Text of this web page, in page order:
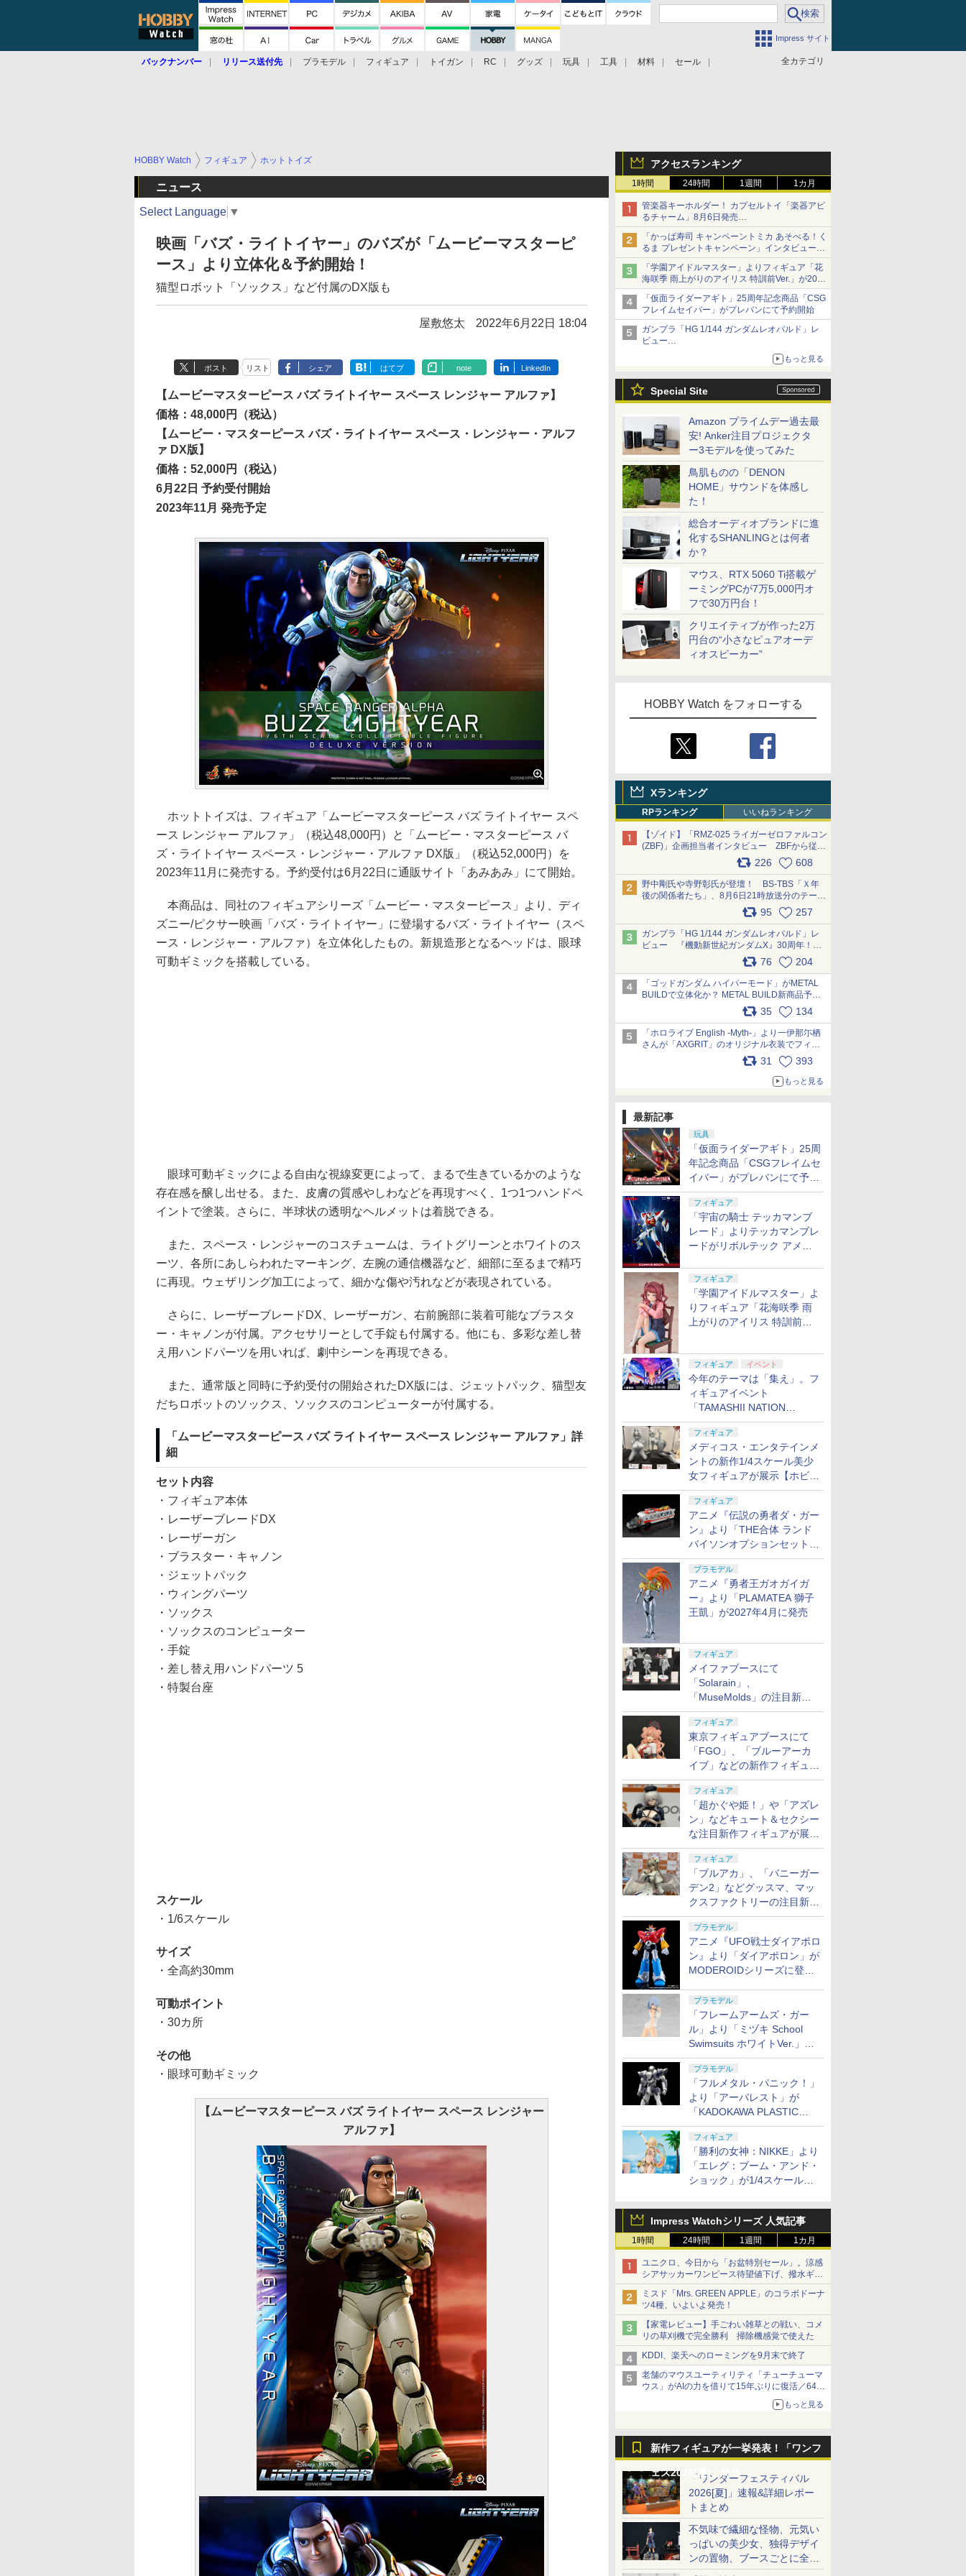
Impress サイト
全カテゴリ
バックナンバー リリース送付先 プラモデル フィギュア トイガン RC グッズ 玩具 工具 材料 セール
アクセスランキング
1時間 24時間 1週間 1カ月
管楽器キーホルダー！ カプセルトイ「楽器アピ
るチャーム」8月6日発売
チューバ、テナサクなど5種各3色
「かっぱ寿司 キャンペーントミカ あそべる！く
るま プレゼントキャンペーン」インタビュー
子どもが楽しめるかっぱ寿司ならではの体験と
コラボの楽しさを追求
「学園アイドルマスター」よりフィギュア「花
海咲季 雨上がりのアイリス 特訓前Ver.」が2027
年4月に発売
「仮面ライダーアギト」25周年記念商品「CSG
フレイムセイバー」がプレバンにて予約開始
ガンプラ「HG 1/144 ガンダムレオパルド」レ
ビュー
『機動新世紀ガンダムX』30周年！インナーア
ームガトリングの変形機構まで再現し最新フォ
もっと見る
Special Site
Amazon プライムデー過去最
安! Anker注目プロジェクタ
ー3モデルを使ってみた
鳥肌ものの「DENON
HOME」サウンドを体感し
た！
総合オーディオブランドに進
化するSHANLINGとは何者
か？
マウス、RTX 5060 Ti搭載ゲ
ーミングPCが7万5,000円オ
フで30万円台！
クリエイティブが作った2万
円台の“小さなピュアオーデ
ィオスピーカー”
HOBBY Watch をフォローする
Xランキング
RPランキング いいねランキング
【ゾイド】「RMZ-025 ライガーゼロファルコン
(ZBF)」企画担当者インタビュー ZBFから従来
デザインまで再現可能なボリューム満点のキッ
ト pic.x.com/6zOqQAQKkX
226 608
野中剛氏や寺野彰氏が登壇！ BS-TBS「Ｘ年
後の関係者たち」、8月6日21時放送分のテーマ
は「超合金」！ pic.x.com/uWyt1uyuFm
95 257
ガンプラ「HG 1/144 ガンダムレオパルド」レ
ビュー 『機動新世紀ガンダムX』30周年！イ
ンナーアームガトリングの変形機構まで再現し
最新フォーマットでキット化！
pic.x.com/nszPIDTpbg
76 204
「ゴッドガンダム ハイパーモード」がMETAL
BUILDで立体化か？ METAL BUILD新商品予告
が公開 pic.x.com/HIcLLIM3ar35 134
「ホロライブ English -Myth-」より一伊那尓栖
さんが「AXGRIT」のオリジナル衣装でフィギ
ュア化 pic.x.com/YMGhdIAzNa
31 393
もっと見る
最新記事
玩具
「仮面ライダーアギト」25周
年記念商品「CSGフレイムセ
イバー」がプレバンにて予約
開始
フィギュア
「宇宙の騎士 テッカマンブ
レード」よりテッカマンブレ
ードがリボルテック アメイ
定
フィギュア
「学園アイドルマスター」よ
りフィギュア「花海咲季 雨
上がりのアイリス 特訓前
フィギュア イベント
今年のテーマは「集え」。フ
ィギュアイベント
「TAMASHII NATION
2026」が11月13日より開催
決定
フィギュア
メディコス・エンタテインメ
ントの新作1/4スケール美少
女フィギュアが展示【ホビー
メーカー合同展示会】
フィギュア
アニメ『伝説の勇者ダ・ガー
ン』より「THE合体 ランド
バイソンオプションセット」
が2027年5月に発売
プラモデル
アニメ『勇者王ガオガイガ
ー』より「PLAMATEA 獅子
王凱」が2027年4月に発売
フィギュア
メイファブースにて
「Solarain」、
「MuseMolds」の注目新作
フィギュアが展示【ホビーメ
ーカー合同展示会】
フィギュア
東京フィギュアブースにて
「FGO」、「ブルーアーカ
イブ」などの新作フィギュア
が展示【ホビーメーカー合同
展示会】
フィギュア
「超かぐや姫！」や「アズレ
ン」などキュート＆セクシー
な注目新作フィギュアが展示
【ホビーメーカー合同展示
会】
フィギュア
「ブルアカ」、「バニーガー
デン2」などグッスマ、マッ
クスファクトリーの注目新作
フィギュアが展示【ホビーメ
ーカー合同展示会】
プラモデル
アニメ『UFO戦士ダイアポロ
ン』より「ダイアポロン」が
MODEROIDシリーズに登
プラモデル
「フレームアームズ・ガー
ル」より「ミヅキ School
Swimsuits ホワイトVer.」が8
月10日から予約開始決定！
プラモデル
「フルメタル・パニック！」
より「アーバレスト」が
「KADOKAWA PLASTIC
MODEL SERIES」から1/48
スケールで登場！
フィギュア
「勝利の女神：NIKKE」より
「エレグ：ブーム・アンド・
ショック」が1/4スケールで
Impress Watchシリーズ 人気記事
1時間 24時間 1週間 1カ月
ユニクロ、今日から「お盆特別セール」。涼感
シアサッカーワンピース待望値下げ、撥水ギア
ショーツは1990円に
ミスド「Mrs. GREEN APPLE」のコラボドーナ
ツ4種、いよいよ発売！
【家電レビュー】手ごわい雑草との戦い、コメ
リの草刈機で完全勝利 掃除機感覚で使えた
KDDI、楽天へのローミングを9月末で終了
老舗のマウスユーティリティ「チューチューマ
ウス」がAIの力を借りて15年ぶりに復活／64bit
化、Windows 10/11、「Chrome」も走り回
る。復活記念で2026年末まで500円
もっと見る
新作フィギュアが一挙発表！「ワンフ
ェス2026[夏]」特集「ワンダーフェスティバル
2026[夏]」速報&詳細レポー
トまとめ
不気味で繊細な怪物、元気い
っぱいの美少女、独得デザイ
ンの置物、ブースごとに全く
異なる世界が広がる一般ディ
HOBBY Watch フィギュア ホットトイズ
ニュース
Select Language ▼
映画「バズ・ライトイヤー」のバズが「ムービーマスターピ
ース」より立体化＆予約開始！
猫型ロボット「ソックス」など付属のDX版も
屋敷悠太 2022年6月22日 18:04
ポスト リスト シェア はてブ note LinkedIn
【ムービーマスターピース バズ ライトイヤー スペース レンジャー アルファ】
価格：48,000円（税込）
【ムービー・マスターピース バズ・ライトイヤー スペース・レンジャー・アルフ
ァ DX版】
価格：52,000円（税込）
6月22日 予約受付開始
2023年11月 発売予定
ホットトイズは、フィギュア「ムービーマスターピース バズ ライトイヤー スペ
ース レンジャー アルファ」（税込48,000円）と「ムービー・マスターピース バ
ズ・ライトイヤー スペース・レンジャー・アルファ DX版」（税込52,000円）を
2023年11月に発売する。予約受付は6月22日に通販サイト「あみあみ」にて開始。
本商品は、同社のフィギュアシリーズ「ムービー・マスターピース」より、ディ
ズニー/ピクサー映画「バズ・ライトイヤー」に登場するバズ・ライトイヤー（スペ
ース・レンジャー・アルファ）を立体化したもの。新規造形となるヘッドは、眼球
可動ギミックを搭載している。
眼球可動ギミックによる自由な視線変更によって、まるで生きているかのような
存在感を醸し出せる。また、皮膚の質感やしわなどを再現すべく、1つ1つハンドペ
イントで塗装。さらに、半球状の透明なヘルメットは着脱できる。
また、スペース・レンジャーのコスチュームは、ライトグリーンとホワイトのス
ーツ、各所にあしらわれたマーキング、左腕の通信機器など、細部に至るまで精巧
に再現。ウェザリング加工によって、細かな傷や汚れなどが表現されている。
さらに、レーザーブレードDX、レーザーガン、右前腕部に装着可能なブラスタ
ー・キャノンが付属。アクセサリーとして手錠も付属する。他にも、多彩な差し替
え用ハンドパーツを用いれば、劇中シーンを再現できる。
また、通常版と同時に予約受付の開始されたDX版には、ジェットパック、猫型友
だちロボットのソックス、ソックスのコンピューターが付属する。
「ムービーマスターピース バズ ライトイヤー スペース レンジャー アルファ」詳
細
セット内容
・フィギュア本体
・レーザーブレードDX
・レーザーガン
・ブラスター・キャノン
・ジェットパック
・ウィングパーツ
・ソックス
・ソックスのコンピューター
・手錠
・差し替え用ハンドパーツ 5
・特製台座
スケール
・1/6スケール
サイズ
・全高約30mm
可動ポイント
・30カ所
その他
・眼球可動ギミック
【ムービーマスターピース バズ ライトイヤー スペース レンジャー
アルファ】